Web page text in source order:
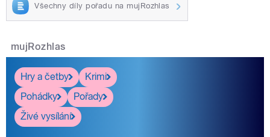
Všechny díly pořadu na mujRozhlas
mujRozhlas
Hry a četby
Krimi
Pohádky
Pořady
Živé vysílání